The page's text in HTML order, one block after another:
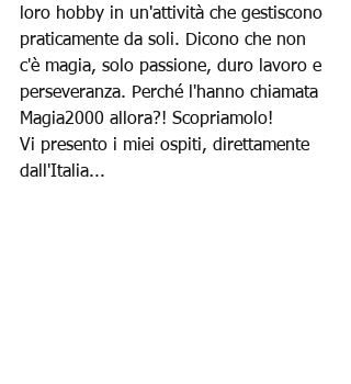
loro hobby in un'attività che gestiscono
praticamente da soli. Dicono che non
c'è magia, solo passione, duro lavoro e
perseveranza. Perché l'hanno chiamata
Magia2000 allora?! Scopriamolo!
Vi presento i miei ospiti, direttamente
dall'Italia...